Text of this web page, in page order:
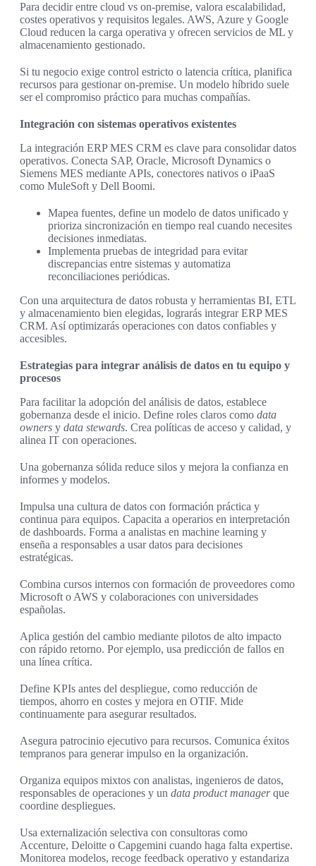
Para decidir entre cloud vs on-premise, valora escalabilidad,
costes operativos y requisitos legales. AWS, Azure y Google
Cloud reducen la carga operativa y ofrecen servicios de ML y
almacenamiento gestionado.
Si tu negocio exige control estricto o latencia crítica, planifica
recursos para gestionar on-premise. Un modelo híbrido suele
ser el compromiso práctico para muchas compañías.
Integración con sistemas operativos existentes
La integración ERP MES CRM es clave para consolidar datos
operativos. Conecta SAP, Oracle, Microsoft Dynamics o
Siemens MES mediante APIs, conectores nativos o iPaaS
como MuleSoft y Dell Boomi.
Mapea fuentes, define un modelo de datos unificado y
prioriza sincronización en tiempo real cuando necesites
decisiones inmediatas.
Implementa pruebas de integridad para evitar
discrepancias entre sistemas y automatiza
reconciliaciones periódicas.
Con una arquitectura de datos robusta y herramientas BI, ETL
y almacenamiento bien elegidas, lograrás integrar ERP MES
CRM. Así optimizarás operaciones con datos confiables y
accesibles.
Estrategias para integrar análisis de datos en tu equipo y
procesos
Para facilitar la adopción del análisis de datos, establece
gobernanza desde el inicio. Define roles claros como data
owners y data stewards. Crea políticas de acceso y calidad, y
alinea IT con operaciones.
Una gobernanza sólida reduce silos y mejora la confianza en
informes y modelos.
Impulsa una cultura de datos con formación práctica y
continua para equipos. Capacita a operarios en interpretación
de dashboards. Forma a analistas en machine learning y
enseña a responsables a usar datos para decisiones
estratégicas.
Combina cursos internos con formación de proveedores como
Microsoft o AWS y colaboraciones con universidades
españolas.
Aplica gestión del cambio mediante pilotos de alto impacto
con rápido retorno. Por ejemplo, usa predicción de fallos en
una línea crítica.
Define KPIs antes del despliegue, como reducción de
tiempos, ahorro en costes y mejora en OTIF. Mide
continuamente para asegurar resultados.
Asegura patrocinio ejecutivo para recursos. Comunica éxitos
tempranos para generar impulso en la organización.
Organiza equipos mixtos con analistas, ingenieros de datos,
responsables de operaciones y un data product managerque
coordine despliegues.
Usa externalización selectiva con consultoras como
Accenture, Deloitte o Capgemini cuando haga falta expertise.
Monitorea modelos, recoge feedback operativo y estandariza